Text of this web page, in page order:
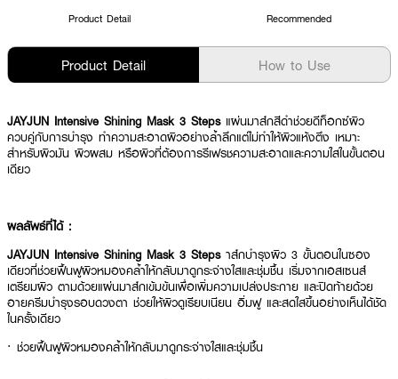
Product Detail Recommended
Product Detail How to Use
JAYJUN Intensive Shining Mask 3 Steps แผ่นมาส์กสีดำช่วยดีท็อกซ์ผิว
ควบคู่กับการบำรุง ทำความสะอาดผิวอย่างล้ำลึกแต่ไม่ทำให้ผิวแห้งตึง เหมาะ
สำหรับผิวมัน ผิวผสม หรือผิวที่ต้องการรีเฟรชความสะอาดและความใสในขั้นตอน
เดียว
ผลลัพธ์ที่ได้ :
JAYJUN Intensive Shining Mask 3 Steps าส์กบำรุงผิว 3 ขั้นตอนในซอง
เดียวที่ช่วยฟื้นฟูผิวหมองคล้ำให้กลับมาดูกระจ่างใสและชุ่มชื้น เริ่มจากเอสเซนส์
เตรียมผิว ตามด้วยแผ่นมาส์กเข้มข้นเพื่อเพิ่มความเปล่งประกาย และปิดท้ายด้วย
อายครีมบำรุงรอบดวงตา ช่วยให้ผิวดูเรียบเนียน อิ่มฟู และสดใสขึ้นอย่างเห็นได้ชัด
ในครั้งเดียว
· ช่วยฟื้นฟูผิวหมองคล้ำให้กลับมาดูกระจ่างใสและชุ่มชื้น
· แผ่นมาส์กเข้มข้นเพื่อเพิ่มความเปล่งประกาย และปิดท้ายด้วยอายครีมบำรุงรอบ